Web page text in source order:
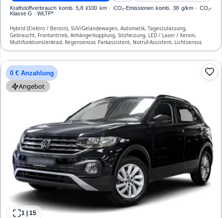
Kraftstoffverbrauch komb. 5,8 l/100 km · CO₂-Emissionen komb. 38 g/km · CO₂-
Klasse G · WLTP*
Hybrid (Elektro / Benzin), SUV/Geländewagen, Automatik, Tageszulassung,
Gebraucht, Frontantrieb, Anhängerkupplung, Sitzheizung, LED / Laser / Xenon,
Multifunktionslenkrad, Regensensor, Parkassistent, Notruf-Assistent, Lichtsensor,
Start/Stopp-Automatik, Bluetooth, Freisprecheinrichtung, Verkehrszeichen-
0 € Anzahlung
Angebot
1 15